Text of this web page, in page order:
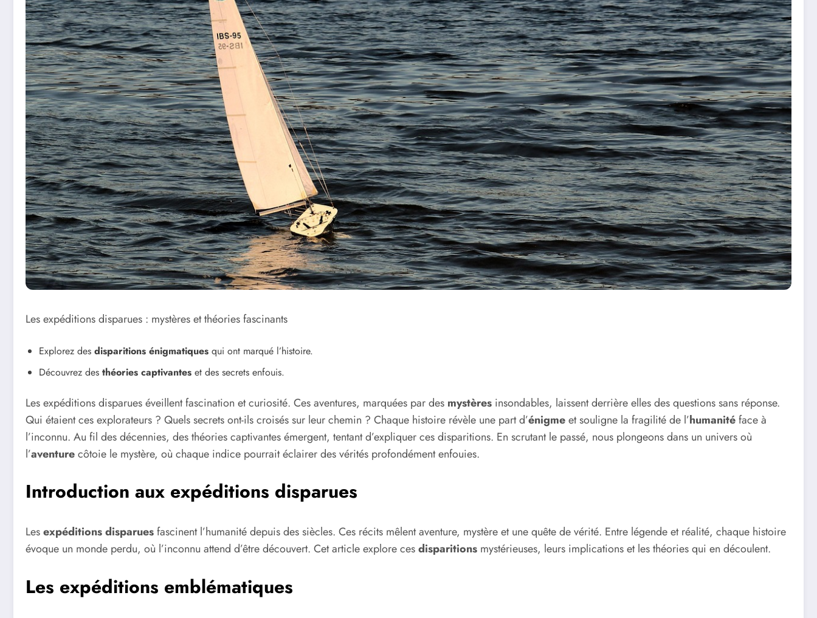
Les expéditions disparues : mystères et théories fascinants
Explorez des disparitions énigmatiques qui ont marqué l’histoire.
Découvrez des théories captivantes et des secrets enfouis.
Les expéditions disparues éveillent fascination et curiosité. Ces aventures, marquées par des mystères insondables, laissent derrière elles des questions sans réponse.
Qui étaient ces explorateurs ? Quels secrets ont-ils croisés sur leur chemin ? Chaque histoire révèle une part d’énigmeet souligne la fragilité de l’humanitéface à
l’inconnu. Au fil des décennies, des théories captivantes émergent, tentant d’expliquer ces disparitions. En scrutant le passé, nous plongeons dans un univers où
l’aventurecôtoie le mystère, où chaque indice pourrait éclairer des vérités profondément enfouies.
Introduction aux expéditions disparues
Lesexpéditions disparuesfascinent l’humanité depuis des siècles. Ces récits mêlent aventure, mystère et une quête de vérité. Entre légende et réalité, chaque histoire
évoque un monde perdu, où l’inconnu attend d’être découvert. Cet article explore cesdisparitions mystérieuses, leurs implications et les théories qui en découlent.
Les expéditions emblématiques